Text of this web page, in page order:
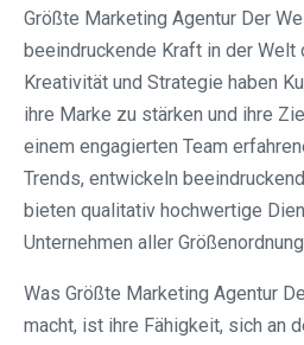
Größte Marketing Agentur Der
beeindruckende Kraft in der
Kreativität und Strategie haben
ihre Marke zu stärken und ihre
einem engagierten Team
Trends, entwickeln
bieten qualitativ hochwertige
Unternehmen aller
Was Größte Marketing Agentur
macht, ist ihre Fähigkeit, sich an